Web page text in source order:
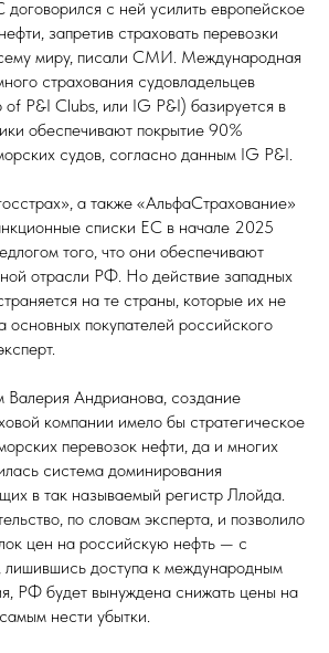
с ней усилить европейское
запретив страховать перевозки
миру, писали СМИ. Международная
страхования судовладельцев
P&I Clubs, или IG P&I) базируется в
обеспечивают покрытие 90%
судов, согласно данным IG P&I.
а также «АльфаСтрахование»
списки ЕС в начале 2025
того, что они обеспечивают
отрасли РФ. Но действие западных
на те страны, которые их не
основных покупателей российского
Валерия Андрианова, создание
компании имело бы стратегическое
перевозок нефти, да и многих
система доминирования
в так называемый регистр Ллойда.
по словам эксперта, и позволило
цен на российскую нефть — с
лишившись доступа к международным
РФ будет вынуждена снижать цены на
нести убытки.